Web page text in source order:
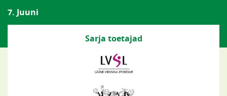
7. Juuni
Sarja toetajad